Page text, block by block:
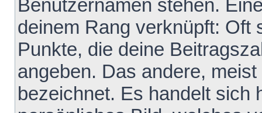
Benutzernamen stehen.
deinem Rang verknüpft: Oft
Punkte, die deine
angeben. Das andere,
bezeichnet. Es handelt sich